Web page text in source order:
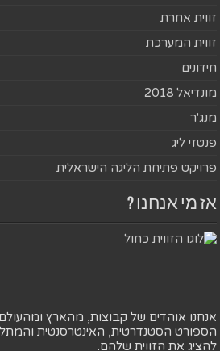
זווית אחרת
זווית המערכת
חידונים
מונדיאל 2018
מנג'ר
פנטזי ליג
פרויקט פתיחת הליגה הישראלית
אז מי אנחנו ?
אנחנו אוהדים של קבוצות, מהארץ
הספורט הסטנדרטית, האינטרסנטית
להציג את הזווית שלהם.